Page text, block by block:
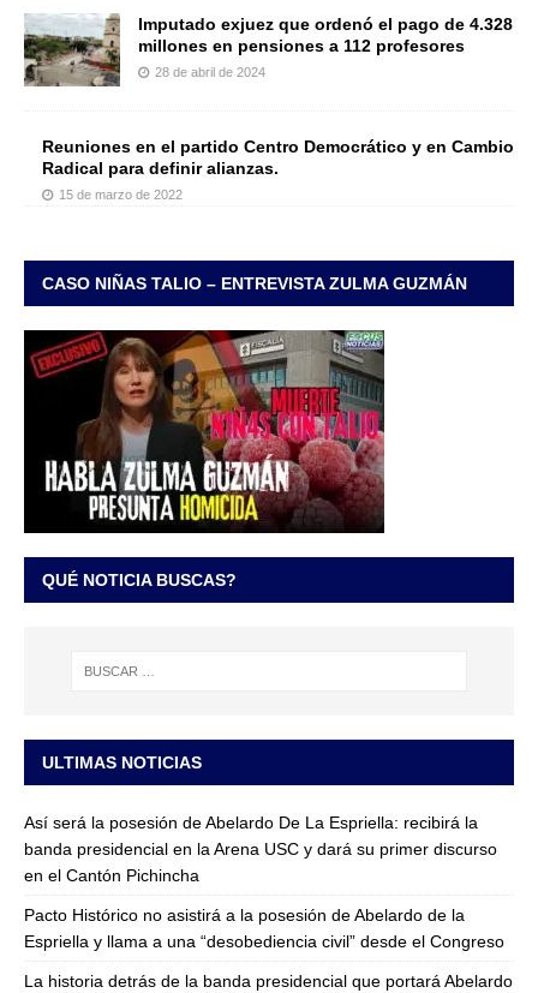
Imputado exjuez que ordenó el pago de 4.328
millones en pensiones a 112 profesores
28 de abril de 2024
Reuniones en el partido Centro Democrático y en Cambio
Radical para definir alianzas.
15 de marzo de 2022
CASO NIÑAS TALIO – ENTREVISTA ZULMA GUZMÁN
QUÉ NOTICIA BUSCAS?
ULTIMAS NOTICIAS
Así será la posesión de Abelardo De La Espriella: recibirá la
banda presidencial en la Arena USC y dará su primer discurso
en el Cantón Pichincha
Pacto Histórico no asistirá a la posesión de Abelardo de la
Espriella y llama a una “desobediencia civil” desde el Congreso
La historia detrás de la banda presidencial que portará Abelardo